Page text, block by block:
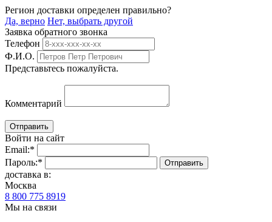
Регион доставки определен правильно?
Да, верно Нет, выбрать другой
Заявка обратного звонка
Телефон
Ф.И.О.
Представьтесь пожалуйста.
Комментарий
Войти на сайт
Email:*
Пароль:*
доставка в:
Москва
8 800 775 8919
Мы на связи